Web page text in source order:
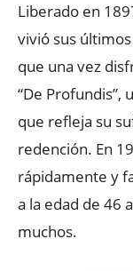
Liberado en
vivió sus
que una vez
“De Profundis”,
que refleja su
redención. En
rápidamente y
a la edad de 46
muchos.